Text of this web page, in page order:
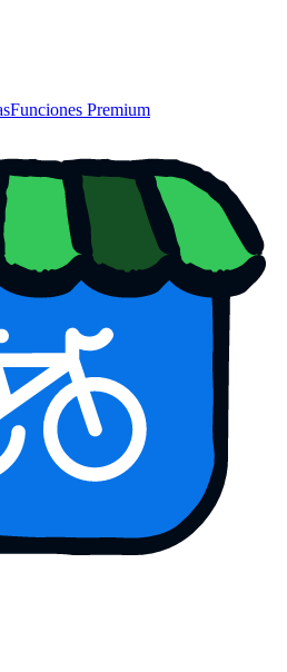
Funciones Premium